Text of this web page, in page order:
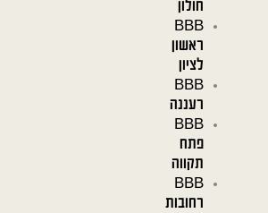
חולון
BBB
ראשון
לציון
BBB
רעננה
BBB
פתח
תקווה
BBB
רחובות